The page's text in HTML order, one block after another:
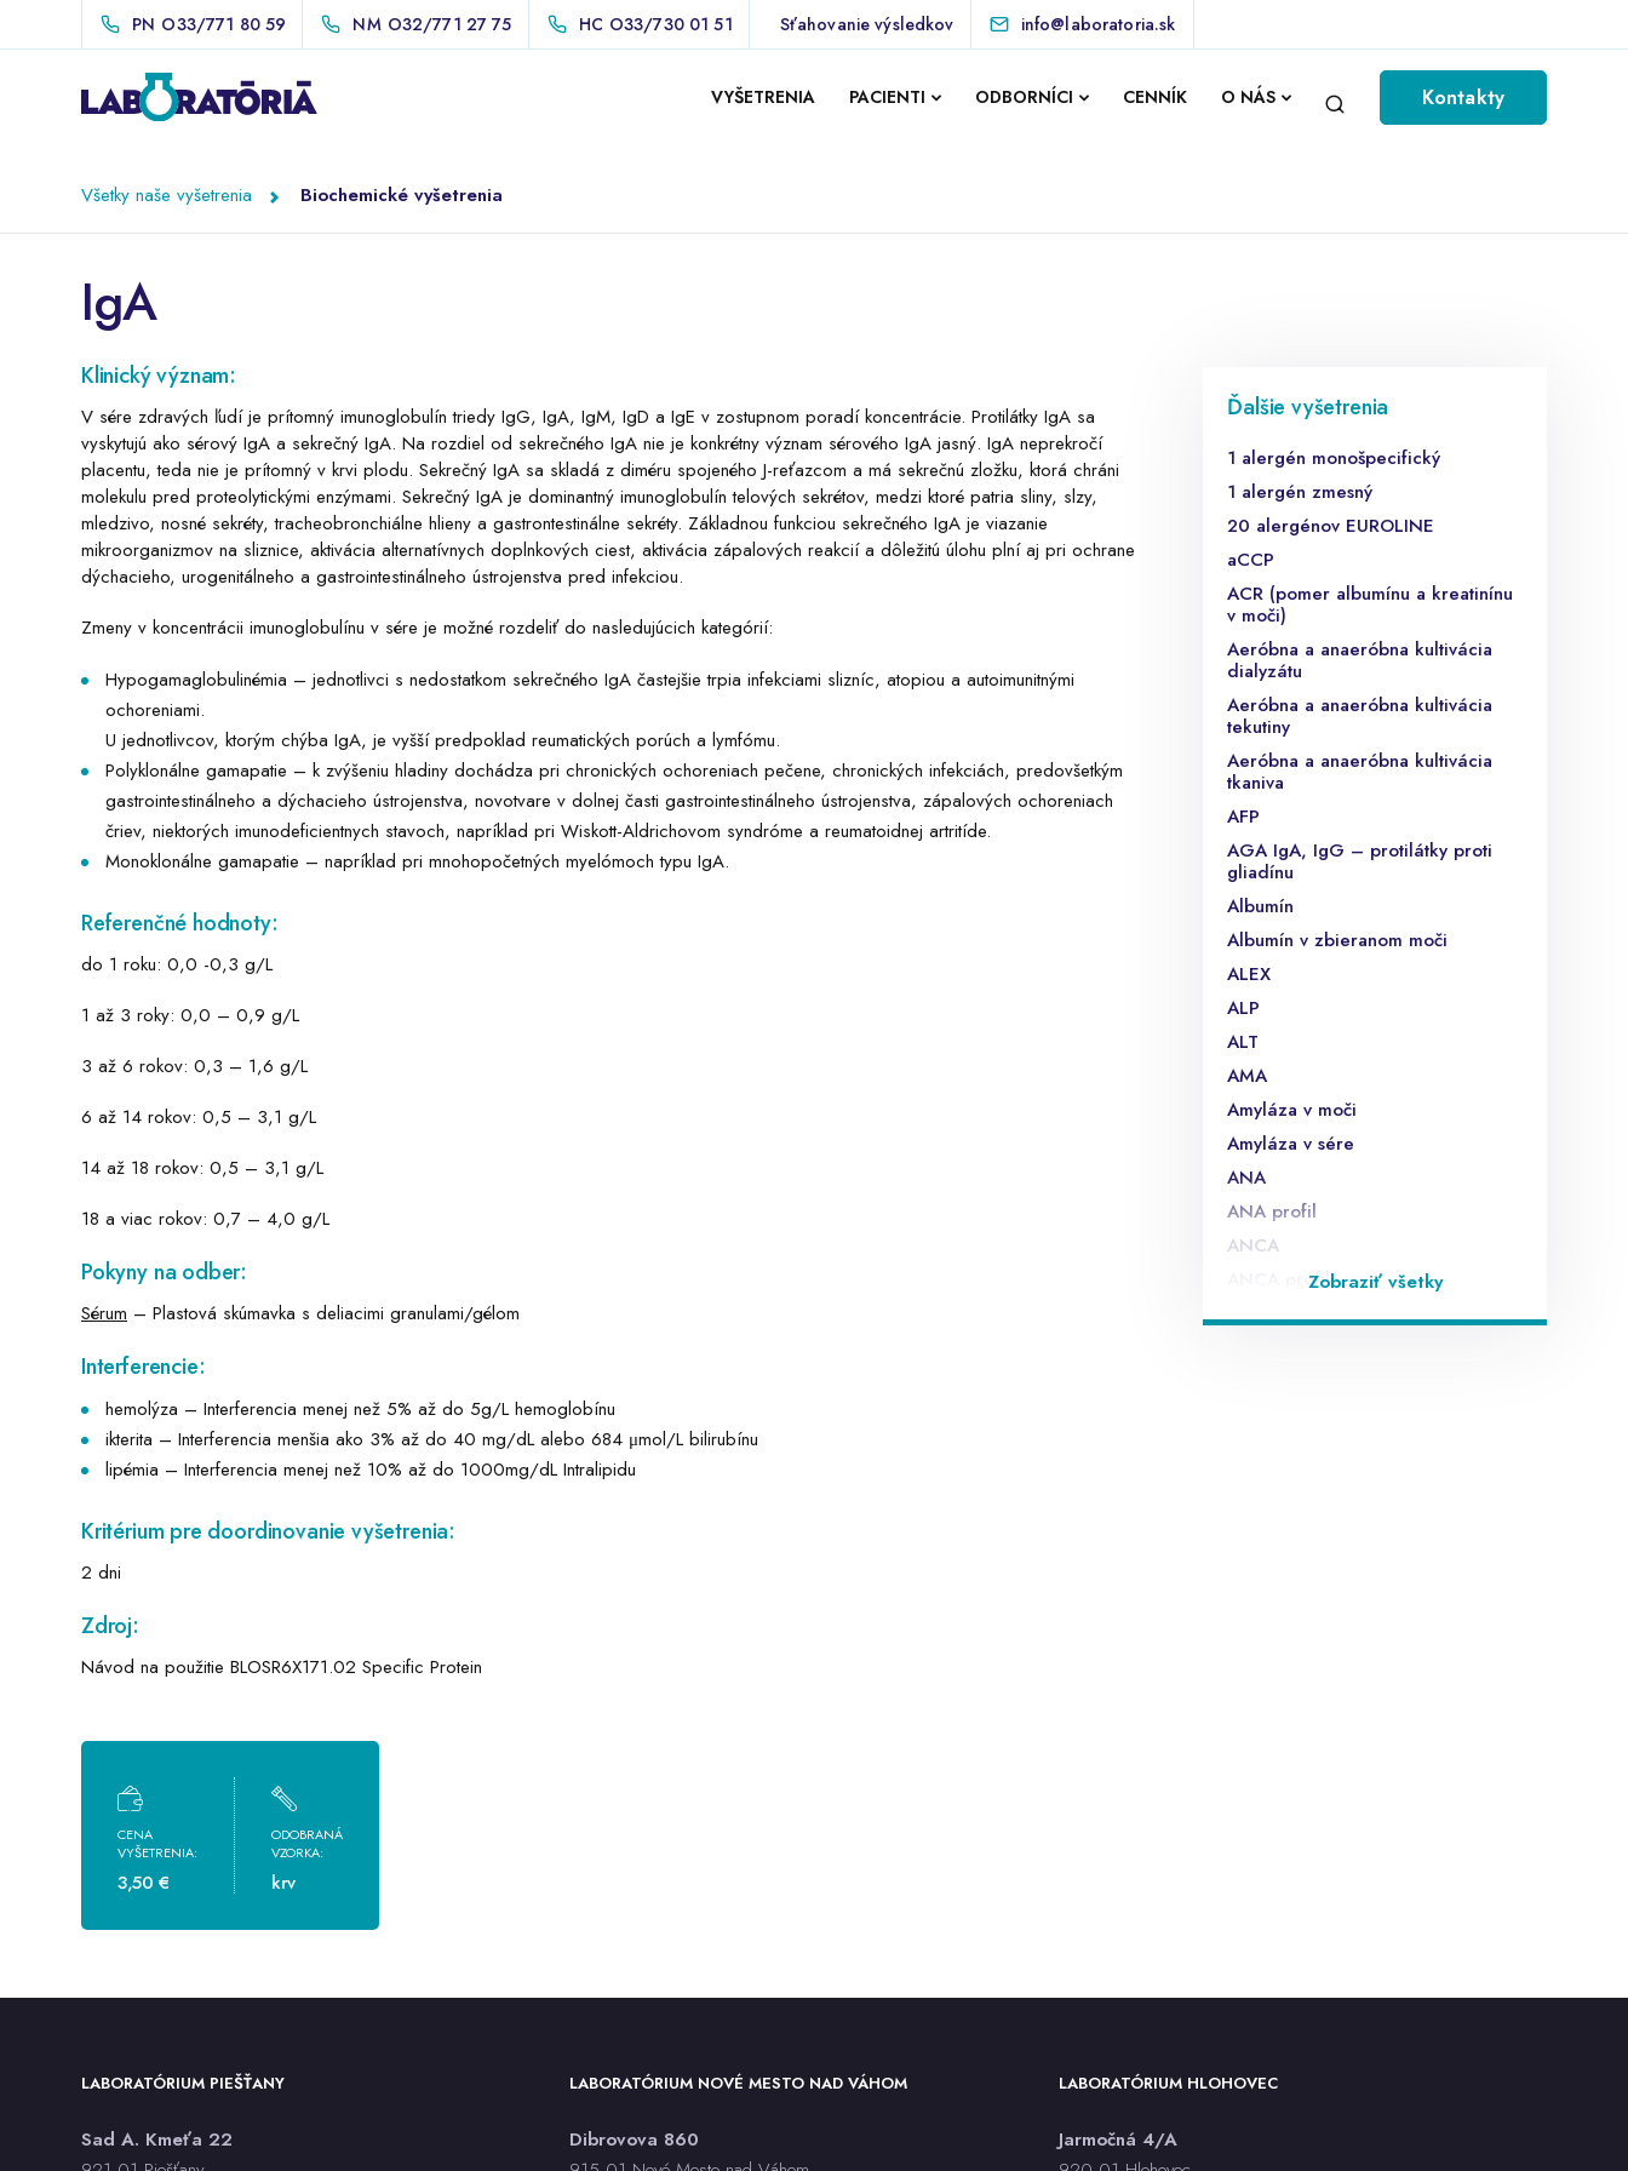
PN O33/771 80 59 NM O32/771 27 75 HC O33/730 01 51 Sťahovanie výsledkov info@laboratoria.sk
VYŠETRENIA PACIENTI ODBORNÍCI CENNÍK O NÁS Kontakty
Všetky naše vyšetrenia Biochemické vyšetrenia
IgA
Klinický význam:
V sére zdravých ľudí je prítomný imunoglobulín triedy IgG, IgA, IgM, IgD a IgE v zostupnom poradí koncentrácie. Protilátky IgA sa
vyskytujú ako sérový IgA a sekrečný IgA. Na rozdiel od sekrečného IgA nie je konkrétny význam sérového IgA jasný. IgA neprekročí
placentu, teda nie je prítomný v krvi plodu. Sekrečný IgA sa skladá z diméru spojeného J-reťazcom a má sekrečnú zložku, ktorá chráni
molekulu pred proteolytickými enzýmami. Sekrečný IgA je dominantný imunoglobulín telových sekrétov, medzi ktoré patria sliny, slzy,
mledzivo, nosné sekréty, tracheobronchiálne hlieny a gastrontestinálne sekréty. Základnou funkciou sekrečného IgA je viazanie
mikroorganizmov na sliznice, aktivácia alternatívnych doplnkových ciest, aktivácia zápalových reakcií a dôležitú úlohu plní aj pri ochrane
dýchacieho, urogenitálneho a gastrointestinálneho ústrojenstva pred infekciou.
Zmeny v koncentrácii imunoglobulínu v sére je možné rozdeliť do nasledujúcich kategórií:
Hypogamaglobulinémia – jednotlivci s nedostatkom sekrečného IgA častejšie trpia infekciami slizníc, atopiou a autoimunitnými
ochoreniami.
U jednotlivcov, ktorým chýba IgA, je vyšší predpoklad reumatických porúch a lymfómu.
Polyklonálne gamapatie – k zvýšeniu hladiny dochádza pri chronických ochoreniach pečene, chronických infekciách, predovšetkým
gastrointestinálneho a dýchacieho ústrojenstva, novotvare v dolnej časti gastrointestinálneho ústrojenstva, zápalových ochoreniach
čriev, niektorých imunodeficientnych stavoch, napríklad pri Wiskott-Aldrichovom syndróme a reumatoidnej artritíde.
Monoklonálne gamapatie – napríklad pri mnohopočetných myelómoch typu IgA.
Referenčné hodnoty:
do 1 roku: 0,0 -0,3 g/L
1 až 3 roky: 0,0 – 0,9 g/L
3 až 6 rokov: 0,3 – 1,6 g/L
6 až 14 rokov: 0,5 – 3,1 g/L
14 až 18 rokov: 0,5 – 3,1 g/L
18 a viac rokov: 0,7 – 4,0 g/L
Pokyny na odber:
Sérum – Plastová skúmavka s deliacimi granulami/gélom
Interferencie:
hemolýza – Interferencia menej než 5% až do 5g/L hemoglobínu
ikterita – Interferencia menšia ako 3% až do 40 mg/dL alebo 684 μmol/L bilirubínu
lipémia – Interferencia menej než 10% až do 1000mg/dL Intralipidu
Kritérium pre doordinovanie vyšetrenia:
2 dni
Zdroj:
Návod na použitie BLOSR6X171.02 Specific Protein
CENA
VYŠETRENIA:
3,50 €
ODOBRANÁ
VZORKA:
krv
Ďalšie vyšetrenia
1 alergén monošpecifický
1 alergén zmesný
20 alergénov EUROLINE
aCCP
ACR (pomer albumínu a kreatinínu
v moči)
Aeróbna a anaeróbna kultivácia
dialyzátu
Aeróbna a anaeróbna kultivácia
tekutiny
Aeróbna a anaeróbna kultivácia
tkaniva
AFP
AGA IgA, IgG – protilátky proti
gliadínu
Albumín
Albumín v zbieranom moči
ALEX
ALP
ALT
AMA
Amyláza v moči
Amyláza v sére
ANA
ANA profil
ANCA
ANCA profil
Anti endomyziálne protilátky EMA
Bilirubín celkový (BILC)
Zobraziť všetky
LABORATÓRIUM PIEŠŤANY
Sad A. Kmeťa 22
LABORATÓRIUM NOVÉ MESTO NAD VÁHOM
Dibrovova 860
LABORATÓRIUM HLOHOVEC
Jarmočná 4/A